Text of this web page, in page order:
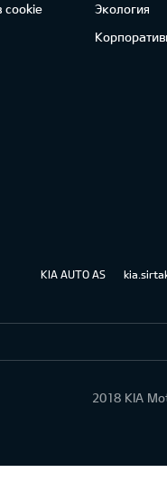
cookie
Экология
KIA AUTO AS
2018 KIA